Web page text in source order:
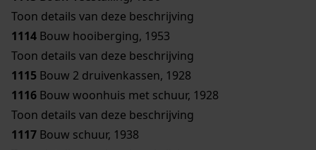
Toon details van deze beschrijving
1114 Bouw hooiberging, 1953
Toon details van deze beschrijving
1115 Bouw 2 druivenkassen, 1928
1116 Bouw woonhuis met schuur, 1928
Toon details van deze beschrijving
1117 Bouw schuur, 1938